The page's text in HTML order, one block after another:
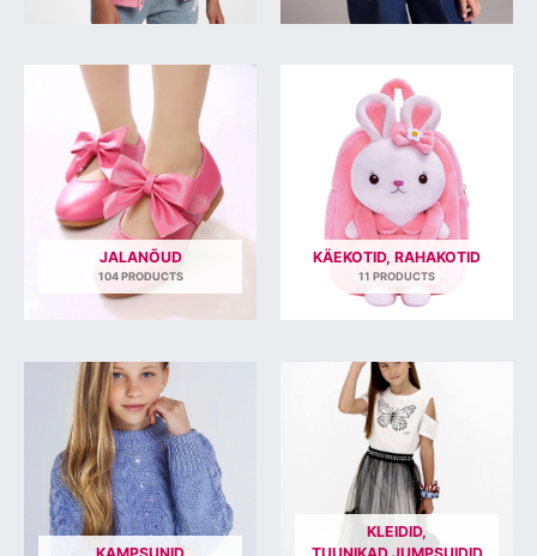
JALANÕUD
104 PRODUCTS
KÄEKOTID, RAHAKOTID
11 PRODUCTS
KLEIDID,